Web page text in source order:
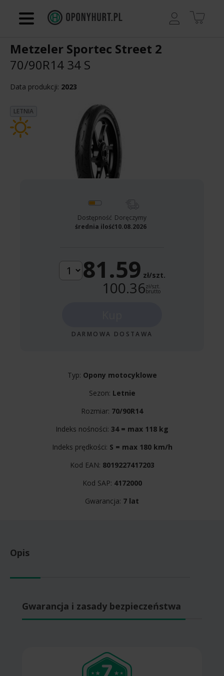
Kontakt
Metzeler Sportec Street 2
70/90R14 34 S
Data produkcji: 2023
LETNIA
Dostępność
średnia ilość
Doręczymy
10.08.2026
81.59 zł/szt.
100.36zł/szt.
brutto
DARMOWA DOSTAWA
Typ: Opony motocyklowe
Sezon: Letnie
Rozmiar: 70/90R14
Indeks nośności: 34 = max 118 kg
Indeks prędkości: S = max 180 km/h
Kod EAN: 8019227417203
Kod SAP: 4172000
Gwarancja: 7 lat
Opis
Gwarancja i zasady bezpieczeństwa